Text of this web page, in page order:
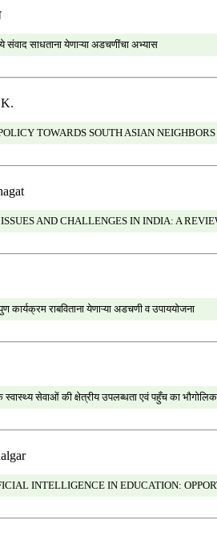
संवाद साधताना येणाऱ्या अडचणींचा अभ्यास
TOWARDS SOUTH ASIAN NEIGHBORS
AND CHALLENGES IN INDIA: A
कार्यक्रम राबविताना येणाऱ्या अडचणी व उपाययोजना
स्वास्थ्य सेवाओं की क्षेत्रीय उपलब्धता एवं पहुँच का
INTELLIGENCE IN EDUCATION: